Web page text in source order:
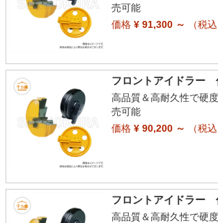
売可能
価格¥ 91,300 ～ （税
フロントアイドラー
高品質＆高耐久性で硬
売可能
価格¥ 90,200 ～ （税
フロントアイドラー
高品質＆高耐久性で硬